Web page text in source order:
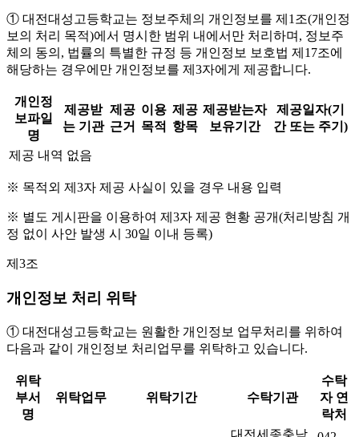
① 대전대성고등학교는 정보주체의 개인정보를 제1조(개인정
보의 처리 목적)에서 명시한 범위 내에서만 처리하며, 정보주
체의 동의, 법률의 특별한 규정 등 개인정보 보호법 제17조에
해당하는 경우에만 개인정보를 제3자에게 제공합니다.
개인정
보파일
명
제공받
는 기관
제공
근거
이용
목적
제공
항목
제공받는자
보유기간
제공일자(기
간 또는 주기)
제공 내역 없음
※ 목적외 제3자 제공 사실이 있을 경우 내용 입력
※ 별도 게시판을 이용하여 제3자 제공 현황 공개(처리방침 개
정 없이 사안 발생 시 30일 이내 등록)
제3조
개인정보 처리 위탁
① 대전대성고등학교는 원활한 개인정보 업무처리를 위하여
다음과 같이 개인정보 처리업무를 위탁하고 있습니다.
위탁
부서
명
위탁업무 위탁기간 수탁기관
수탁
자 연
락처
대전세종충남